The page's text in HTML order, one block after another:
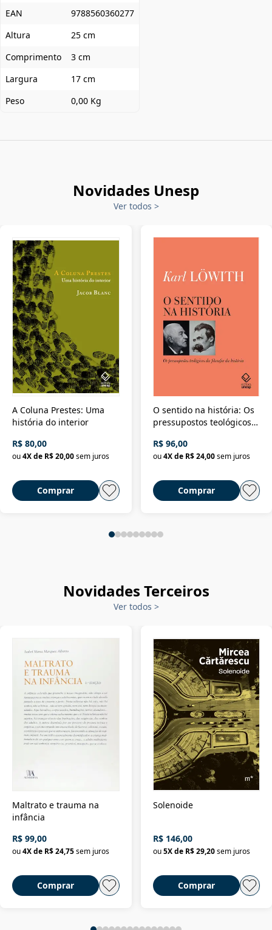
EAN
9788560360277
Altura
25 cm
Comprimento
3 cm
Largura
17 cm
Peso
0,00 Kg
Novidades Unesp
Ver todos >
A Coluna Prestes: Uma
história do interior
R$ 80,00
ou4X de R$ 20,00sem juros
Comprar
O sentido na história: Os
pressupostos teológicos
R$ 96,00
ou 4X de R$ 24,00 sem juros
Comprar
Novidades Terceiros
Ver todos >
Maltrato e trauma na
infância
R$ 99,00
ou4X de R$ 24,75sem juros
Comprar
Solenoide
R$ 146,00
ou 5X de R$ 29,20 sem juros
Comprar